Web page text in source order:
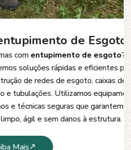
de Esgoto
de esgoto?
rápidas e eficientes para
de esgoto, caixas de
Utilizamos equipamentos
seguras que garantem um
sem danos à estrutura.